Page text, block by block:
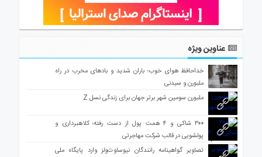
عناوین ویژه
خداحافظ هوای خوب؛ باران شدید و بادهای مخرب در راه
ملبورن و سیدنی
ملبورن سومین شهر برتر جهان برای زندگی نسل Z
۳۰۰ شاکی و ۴ همت پول از دست رفته؛ کلاهبرداری و
پولشویی در قالب شرکت مهاجرتی
تصاویر گواهینامه رانندگان نیوساوت‌ولز وارد پایگاه ملی